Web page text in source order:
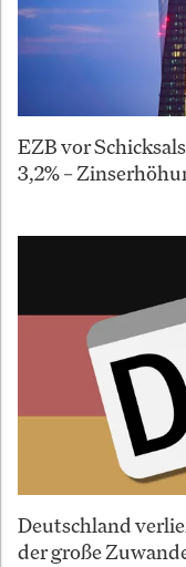
EZB vor
3,2% –
Deutschland
der große